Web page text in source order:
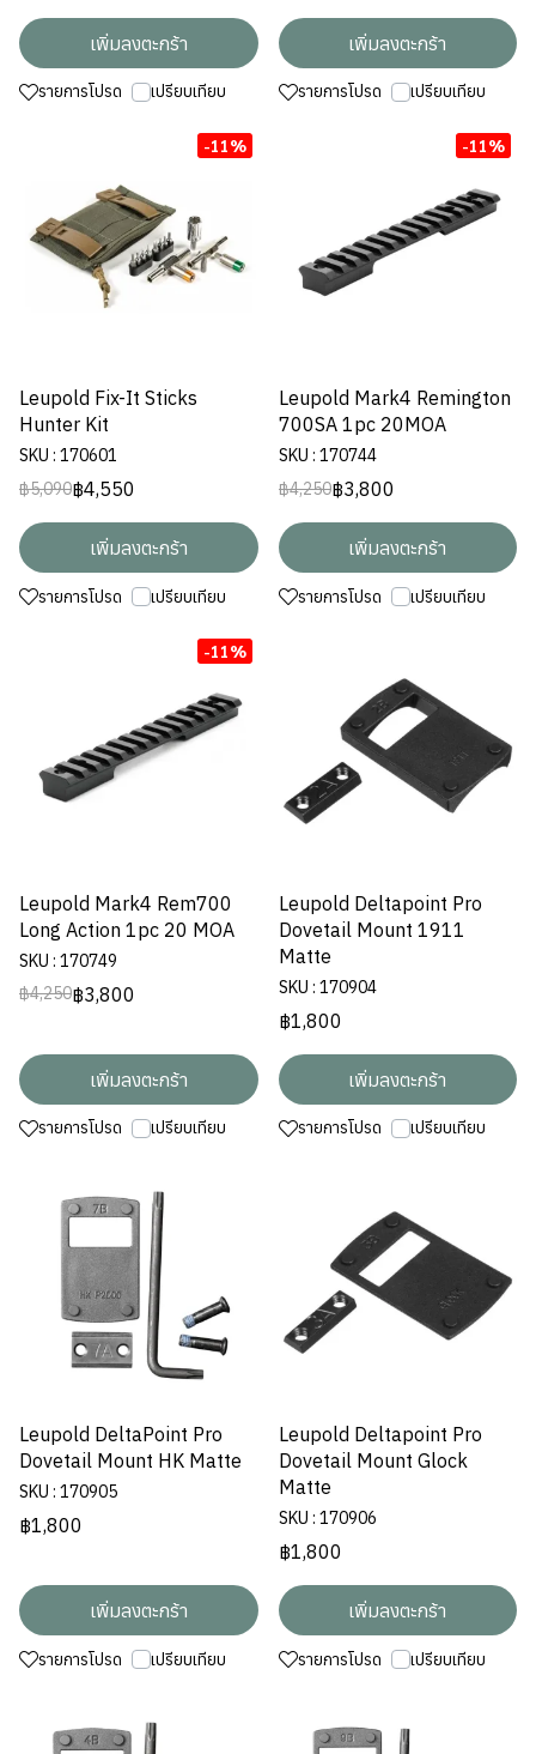
เพิ่มลงตะกร้า
รายการโปรด เปรียบเทียบ
เพิ่มลงตะกร้า
รายการโปรด เปรียบเทียบ
-11%
Leupold Fix-It Sticks
Hunter Kit
SKU : 170601
฿5,090฿4,550
เพิ่มลงตะกร้า
รายการโปรด เปรียบเทียบ
-11%
Leupold Mark4 Remington
700SA 1pc 20MOA
SKU : 170744
฿4,250฿3,800
เพิ่มลงตะกร้า
รายการโปรด เปรียบเทียบ
-11%
Leupold Mark4 Rem700
Long Action 1pc 20 MOA
SKU : 170749
฿4,250฿3,800
เพิ่มลงตะกร้า
รายการโปรด เปรียบเทียบ
Leupold Deltapoint Pro
Dovetail Mount 1911
Matte
SKU : 170904
฿1,800
เพิ่มลงตะกร้า
รายการโปรด เปรียบเทียบ
Leupold DeltaPoint Pro
Dovetail Mount HK Matte
SKU : 170905
฿1,800
เพิ่มลงตะกร้า
รายการโปรด เปรียบเทียบ
Leupold Deltapoint Pro
Dovetail Mount Glock
Matte
SKU : 170906
฿1,800
เพิ่มลงตะกร้า
รายการโปรด เปรียบเทียบ